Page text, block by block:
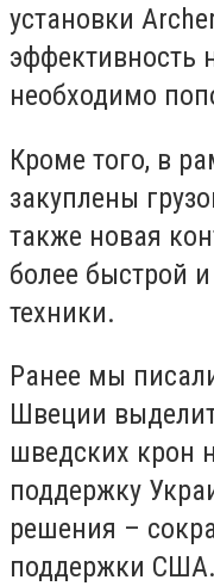
установки
эффективность
необходимо
Кроме того, в
закуплены
также новая
более быстрой
техники.
Ранее мы
Швеции
шведских крон
поддержку
решения –
поддержки США.